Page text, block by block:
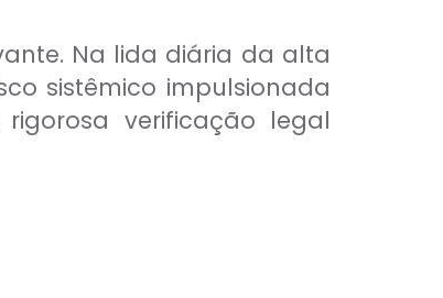
Na lida diária da alta
sistêmico impulsionada
verificação legal